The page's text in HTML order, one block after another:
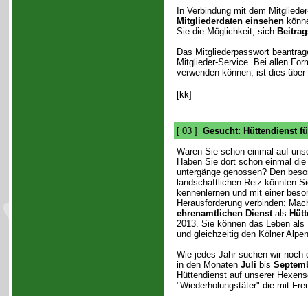
In Verbindung mit dem
Mitgliederdaten einsehen
Sie die Möglichkeit, sich
Das Mitgliederpasswort
Mitglieder-Service. Bei allen
verwenden können, ist dies
[kk]
[ 03 ] Gesucht: Hüttendienst
Waren Sie schon einmal auf
Haben Sie dort schon einmal
untergänge genossen? Den
landschaftlichen Reiz könnten
kennenlernen und mit einer
Herausforderung verbinden:
ehrenamtlichen Dienstals
2013. Sie können das Leben als
und gleichzeitig den Kölner
Wie jedes Jahr suchen wir noch
in den Monaten Juli bis
Hüttendienst auf unserer
"Wiederholungstäter" die mit